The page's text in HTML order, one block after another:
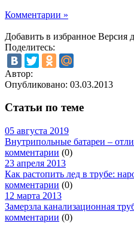
Комментарии »
Добавить в избранное Версия
Поделитесь:
Автор:
Опубликовано: 03.03.2013
Статьи по теме
05 августа 2019
Внутрипольные батареи –
комментарии (0)
23 апреля 2013
Как растопить лед в трубе:
комментарии (0)
12 марта 2013
Замерзла канализационная
комментарии (0)